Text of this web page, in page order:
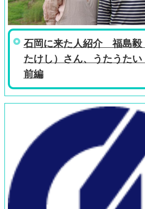
石岡に来た人紹介 福島
たけし）さん、うたうた
前編